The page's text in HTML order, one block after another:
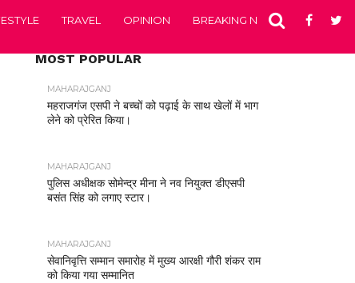
TRAVEL OPINION BREAKING NEWS
MOST POPULAR
MAHARAJGANJ
महराजगंज एसपी ने बच्चों को पढ़ाई के साथ खेलों में भाग
लेने को प्रेरित किया।
MAHARAJGANJ
पुलिस अधीक्षक सोमेन्द्र मीना ने नव नियुक्त डीएसपी
बसंत सिंह को लगाए स्टार।
MAHARAJGANJ
सेवानिवृत्ति सम्मान समारोह में मुख्य आरक्षी गौरी शंकर राम
को किया गया सम्मानित